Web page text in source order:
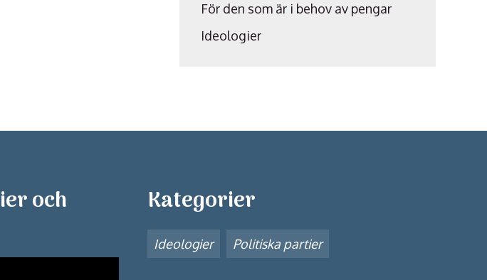
För den som är i behov av pengar
Ideologier
och Kategorier
Ideologier Politiska partier